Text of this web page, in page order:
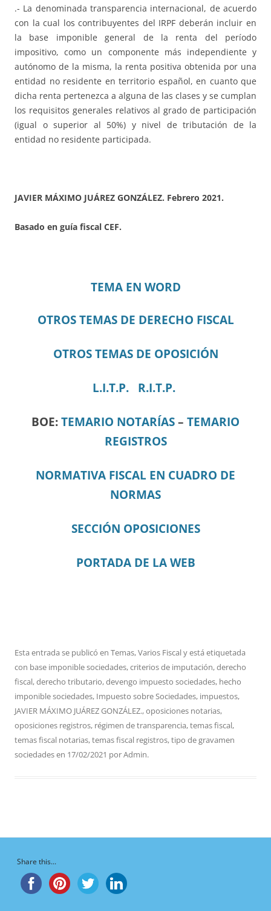
.- La denominada transparencia internacional, de acuerdo
con la cual los contribuyentes del IRPF deberán incluir en
la base imponible general de la renta del período
impositivo, como un componente más independiente y
autónomo de la misma, la renta positiva obtenida por una
entidad no residente en territorio español, en cuanto que
dicha renta pertenezca a alguna de las clases y se cumplan
los requisitos generales relativos al grado de participación
(igual o superior al 50%) y nivel de tributación de la
entidad no residente participada.
JAVIER MÁXIMO JUÁREZ GONZÁLEZ. Febrero 2021.
Basado en guía fiscal CEF.
TEMA EN WORD
OTROS TEMAS DE DERECHO FISCAL
OTROS TEMAS DE OPOSICIÓN
L.I.T.P. R.I.T.P.
BOE: TEMARIO NOTARÍAS – TEMARIO
REGISTROS
NORMATIVA FISCAL EN CUADRO DE
NORMAS
SECCIÓN OPOSICIONES
PORTADA DE LA WEB
Esta entrada se publicó en Temas,Varios Fiscaly está etiquetada
con base imponible sociedades,criterios de imputación,derecho
fiscal,derecho tributario,devengo impuesto sociedades, hecho
imponible sociedades, Impuesto sobre Sociedades, impuestos,
JAVIER MÁXIMO JUÁREZ GONZÁLEZ.,oposiciones notarias,
oposiciones registros, régimen de transparencia,temas fiscal,
temas fiscal notarias,temas fiscal registros,tipo de gravamen
sociedadesen 17/02/2021 porAdmin.
Share this...